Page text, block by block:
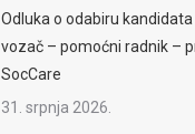
Odluka o odabiru kandidata
vozač – pomoćni radnik –
SocCare
31. srpnja 2026.